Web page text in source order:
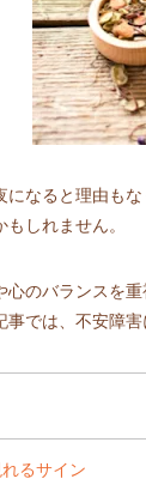
になると理由も
しれません。
のバランスを
では、不安障
るサイン